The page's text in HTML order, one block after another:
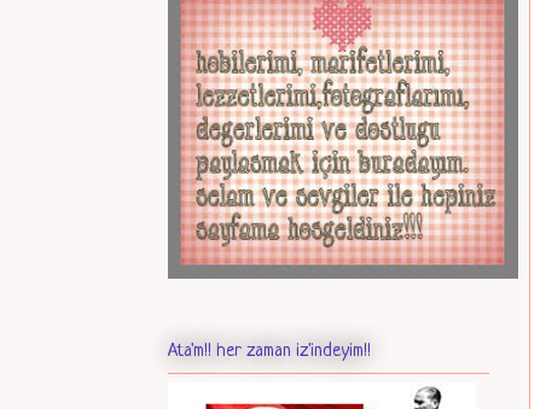
Ata'm!! her zaman iz'indeyim!!